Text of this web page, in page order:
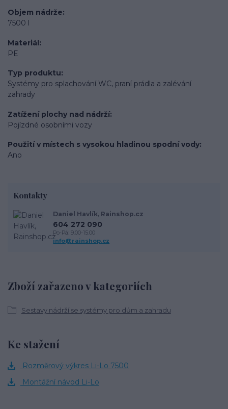
Objem nádrže
7500 l
Materiál
PE
Typ produktu
Systémy pro splachování WC, praní prádla a zalévání
zahrady
Zatížení plochy nad nádrží
Pojízdné osobními vozy
Použití v místech s vysokou hladinou spodní vody
Ano
Zboží zařazeno v kategoriích
Sestavy nádrží se systémy pro dům a zahradu
Kontakty
Daniel Havlík, Rainshop.cz
604 272 090
Po-Pá: 9.00-15.00
info@rainshop.cz
Ke stažení
Rozměrový výkres Li-Lo 7500
Montážní návod Li-Lo